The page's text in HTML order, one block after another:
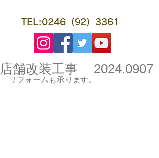
TEL:0246（92）3361
店舗改装工事 2024.0907
リフォームも承ります。